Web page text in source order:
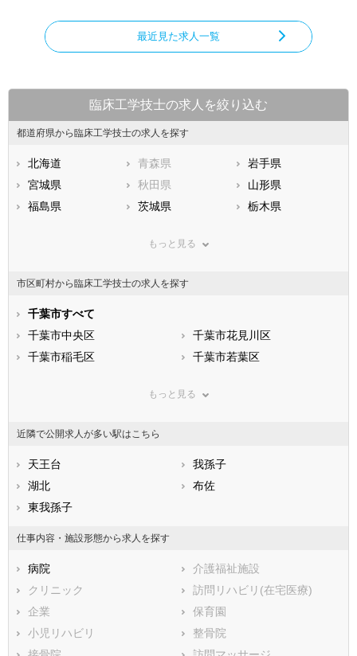
最近見た求人一覧
臨床工学技士の求人を絞り込む
都道府県から臨床工学技士の求人を探す
北海道 青森県
岩手県
宮城県
秋田県
山形県
福島県
茨城県
栃木県
神奈川県
石川県
福井県
静岡県
滋賀県
大阪府
兵庫県
和歌山県
山口県
福岡県
佐賀県
熊本県
鹿児島県
もっと見る
市区町村から臨床工学技士の求人を探す
千葉市すべて
千葉市中央区
千葉市花見川区
千葉市稲毛区
千葉市若葉区
船橋市
木更津市
松戸市
野田市
茂原市
成田市
勝浦市
市原市
流山市
八千代市
我孫子市
鴨川市
鎌ケ谷市
君津市
もっと見る
近隣で公開求人が多い駅はこちら
天王台
我孫子
湖北
布佐
東我孫子
仕事内容・施設形態から求人を探す
病院
介護福祉施設
クリニック
訪問リハビリ(在宅医療)
企業
保育園
小児リハビリ
整骨院